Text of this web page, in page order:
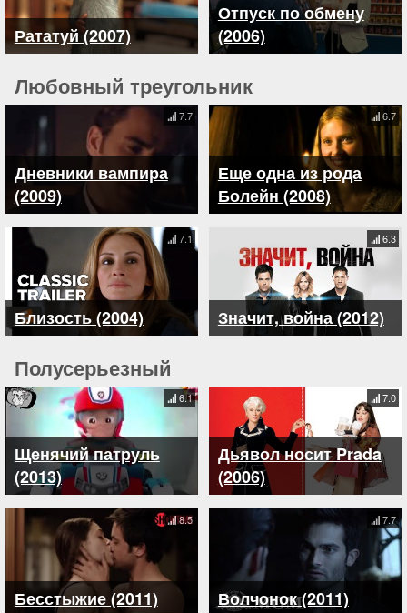
Рататуй (2007)
Отпуск по обмену
(2006)
Любовный треугольник
Дневники вампира
(2009)
7.7
Еще одна из рода
Болейн (2008)
6.7
Близость (2004)
7.1
Значит, война (2012)
6.3
Полусерьезный
Щенячий патруль
(2013)
6.1
Дьявол носит Prada
(2006)
7.0
Бесстыжие (2011)
8.5
Волчонок (2011)
7.7